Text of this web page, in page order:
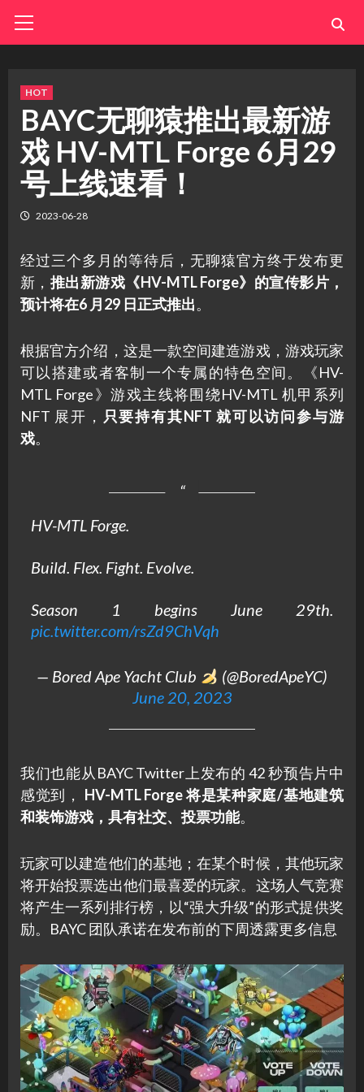
Menu
HOT
BAYC无聊猿推出最新游
戏 HV-MTL Forge 6月29
号上线速看！
2023-06-28
经过三个多月的等待后，无聊猿官方终于发布更
新， 推出新游戏《HV-MTL Forge》的宣传影片，
预计将在6 月29 日正式推出。
根据官方介绍，这是一款空间建造游戏，游戏玩家
可以搭建或者客制一个专属的特色空间。《HV-
MTL Forge》游戏主线将围绕HV-MTL 机甲系列
NFT 展开， 只要持有其NFT 就可以访问参与游
戏。
HV-MTL Forge.
Build. Flex. Fight. Evolve.
Season 1 begins June 29th.
pic.twitter.com/rsZd9ChVqh
— Bored Ape Yacht Club
(@BoredApeYC)
June 20, 2023
我们也能从BAYC Twitter上发布的 42 秒预告片中
感觉到， HV-MTL Forge 将是某种家庭/基地建筑
和装饰游戏，具有社交、投票功能。
玩家可以建造他们的基地；在某个时候，其他玩家
将开始投票选出他们最喜爱的玩家。这场人气竞赛
将产生一系列排行榜，以“强大升级”的形式提供奖
励。BAYC 团队承诺在发布前的下周透露更多信息